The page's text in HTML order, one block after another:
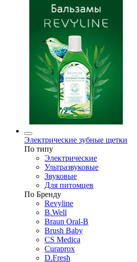
Электрические зубные щетки
По типу
Электрические
Ультразвуковые
Звуковые
Для питомцев
По Бренду
Revyline
B.Well
Braun Oral-B
Brush Baby
CS Medica
Curaprox
D.Fresh